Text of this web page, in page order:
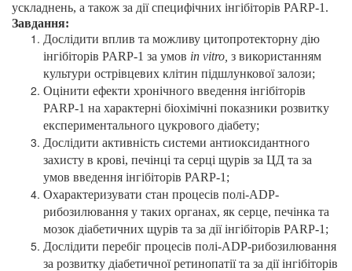
ускладнень, а також за дії специфічних інгібіторів PARP-1.
Завдання:
Дослідити вплив та можливу цитопротекторну дію
інгібіторів PARP-1 за умов in vitro, з використанням
культури острівцевих клітин підшлункової залози;
Оцінити ефекти хронічного введення інгібіторів
PARP-1 на характерні біохімічні показники розвитку
експериментального цукрового діабету;
Дослідити активність системи антиоксидантного
захисту в крові, печінці та серці щурів за ЦД та за
умов введення інгібіторів PARP-1;
Охарактеризувати cтан процесів полі-ADP-
рибозилювання у таких органах, як серце, печінка та
мозок діабетичних щурів та за дії інгібіторів PARP-1;
Дослідити перебіг процесів полі-ADP-рибозилювання
за розвитку діабетичної ретинопатії та за дії інгібіторів